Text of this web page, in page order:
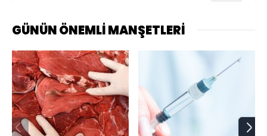
GÜNÜN ÖNEMLİ MANŞETLERİ